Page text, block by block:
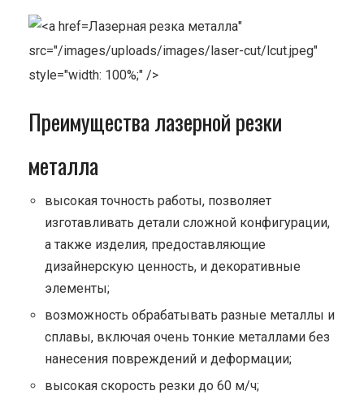
Лазерная резка металла"
src="/images/uploads/images/laser-cut/lcut.jpeg"
style="width: 100%;" />
Преимущества лазерной резки
металла
высокая точность работы, позволяет
изготавливать детали сложной конфигурации,
а также изделия, предоставляющие
дизайнерскую ценность, и декоративные
элементы;
возможность обрабатывать разные металлы и
сплавы, включая очень тонкие металлами без
нанесения повреждений и деформации;
высокая скорость резки до 60 м/ч;